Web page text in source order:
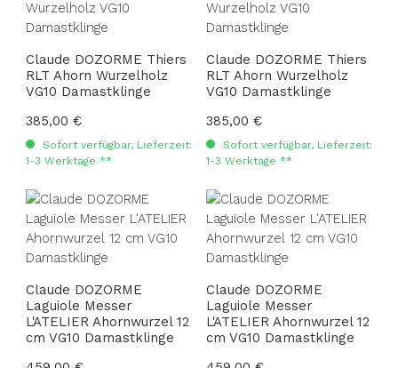
Claude DOZORME Thiers
RLT Ahorn Wurzelholz
VG10 Damastklinge
Regulärer Preis:
385,00 €
Sofort verfügbar, Lieferzeit:
1-3 Werktage **
Claude DOZORME Thiers
RLT Ahorn Wurzelholz
VG10 Damastklinge
Regulärer Preis:
385,00 €
Sofort verfügbar, Lieferzeit:
1-3 Werktage **
Claude DOZORME
Laguiole Messer
L'ATELIER Ahornwurzel 12
cm VG10 Damastklinge
Claude DOZORME
Laguiole Messer
L'ATELIER Ahornwurzel 12
cm VG10 Damastklinge